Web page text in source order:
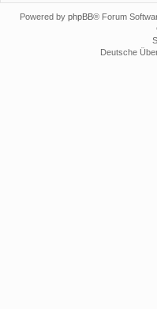
Powered by phpBB® Forum
Deutsche